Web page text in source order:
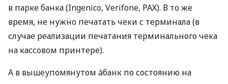
в парке банка (Ingenico, Verifone, PAX). В то же
время, не нужно печатать чеки с терминала (в
случае реализации печатания терминального чека
на кассовом принтере).
А в вышеупомянутом àбанк по состоянию на